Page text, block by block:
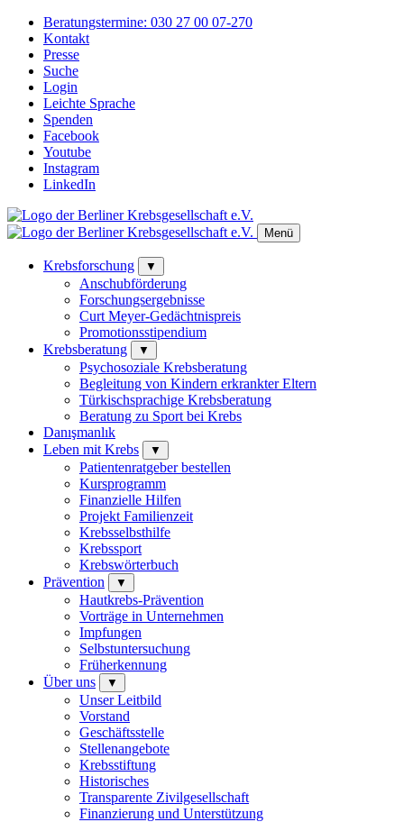
Beratungstermine: 030 27 00 07-270
Kontakt
Presse
Suche
Login
Leichte Sprache
Spenden
Facebook
Youtube
Instagram
LinkedIn
Menü
Krebsforschung ▼
Anschubförderung
Forschungsergebnisse
Curt Meyer-Gedächtnispreis
Promotionsstipendium
Krebsberatung
▼
Psychosoziale Krebsberatung
Begleitung von Kindern erkrankter Eltern
Türkischsprachige Krebsberatung
Beratung zu Sport bei Krebs
Danışmanlık
Leben mit Krebs
▼
Patientenratgeber bestellen
Kursprogramm
Finanzielle Hilfen
Projekt Familienzeit
Krebsselbsthilfe
Krebssport
Krebswörterbuch
Prävention
▼
Hautkrebs-Prävention
Vorträge in Unternehmen
Impfungen
Selbstuntersuchung
Früherkennung
Über uns
▼
Unser Leitbild
Vorstand
Geschäftsstelle
Stellenangebote
Krebsstiftung
Historisches
Transparente Zivilgesellschaft
Finanzierung und Unterstützung